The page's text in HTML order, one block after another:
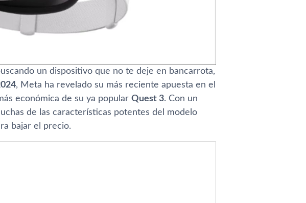
un dispositivo que no te deje en bancarrota,
, Meta ha revelado su más reciente apuesta en el
económica de su ya popular Quest 3. Con un
de las características potentes del modelo
bajar el precio.